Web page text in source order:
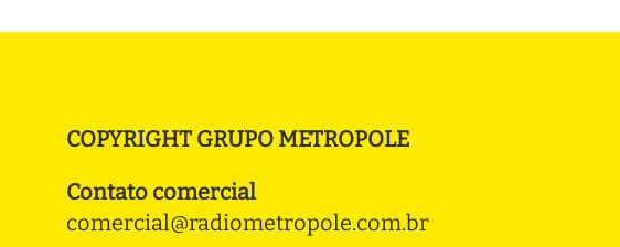
COPYRIGHT GRUPO METROPOLE
Contato comercial
comercial@radiometropole.com.br